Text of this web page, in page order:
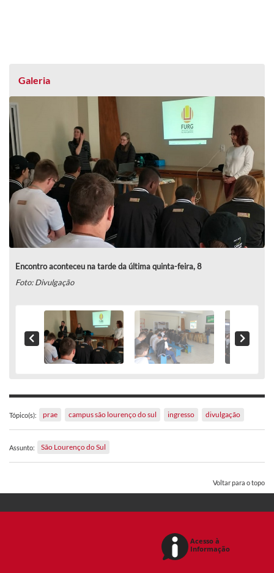
Galeria
Encontro aconteceu na tarde da última quinta-feira, 8
Foto: Divulgação
Tópico(s): prae campus são lourenço do sul ingresso divulgação
Assunto: São Lourenço do Sul
Voltar para o topo